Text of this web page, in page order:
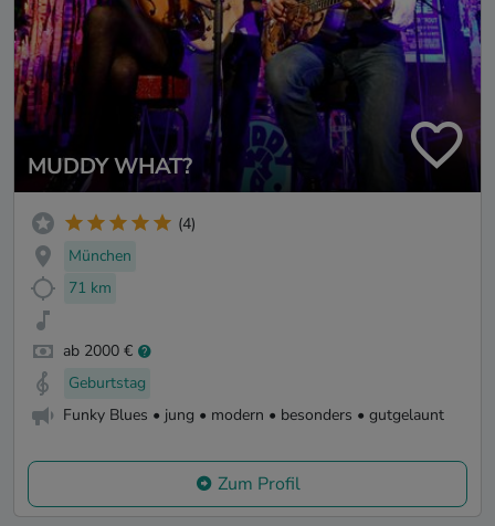
MUDDY WHAT?
(4)
München
71 km
ab 2000 €
Geburtstag
Funky Blues • jung • modern • besonders • gutgelaunt
Zum Profil